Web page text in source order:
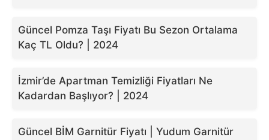
Güncel Pomza Taşı Fiyatı Bu Sezon Ortalama
Kaç TL Oldu? | 2024
İzmir’de Apartman Temizliği Fiyatları Ne
Kadardan Başlıyor? | 2024
Güncel BİM Garnitür Fiyatı | Yudum Garnitür